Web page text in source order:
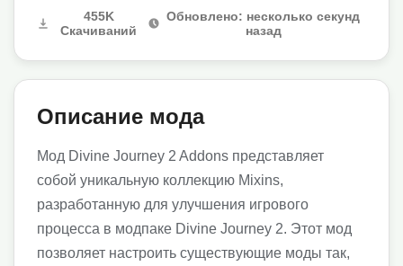
455K
Скачиваний
Обновлено: несколько секунд
назад
Описание мода
Мод Divine Journey 2 Addons представляет
собой уникальную коллекцию Mixins,
разработанную для улучшения игрового
процесса в модпаке Divine Journey 2. Этот мод
позволяет настроить существующие моды так,